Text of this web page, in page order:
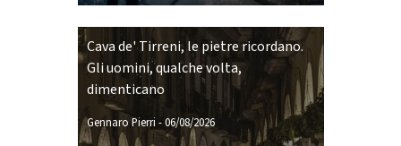
Cava de' Tirreni, le pietre ricordano.
Gli uomini, qualche volta,
dimenticano
Gennaro Pierri -06/08/2026